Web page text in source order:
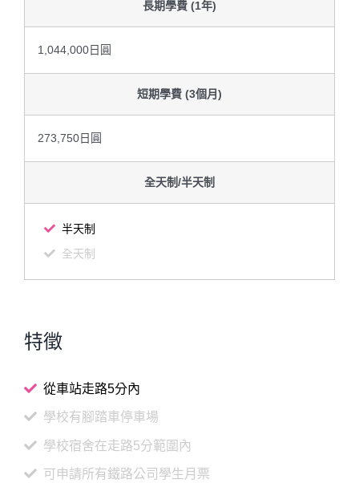
長期學費 (1年)
1,044,000日圓
短期學費 (3個月)
273,750日圓
全天制/半天制
半天制
全天制
特徵
從車站走路5分內
學校有腳踏車停車場
學校宿舍在走路5分範圍內
可申請所有鐵路公司學生月票